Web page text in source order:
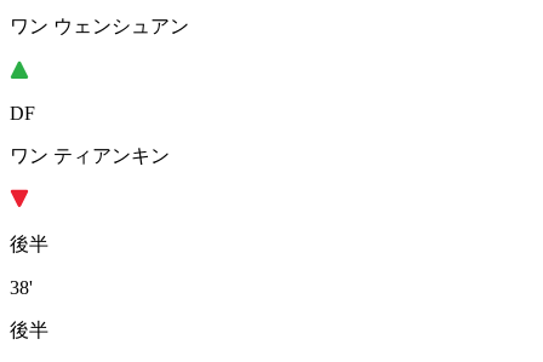
ワン ウェンシュアン
DF
ワン ティアンキン
後半
38'
後半